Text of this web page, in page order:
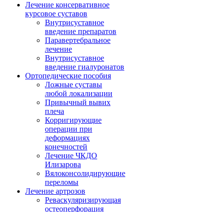
Лечение консервативное
курсовое суставов
Внутрисуставное
введение препаратов
Паравертебральное
лечение
Внутрисуставное
введение гиалуронатов
Ортопедические пособия
Ложные суставы
любой локализации
Привычный вывих
плеча
Корригирующие
операции при
деформациях
конечностей
Лечение ЧКДО
Илизарова
Вялоконсолидирующие
переломы
Лечение артрозов
Реваскуляризирующая
остеоперфорация